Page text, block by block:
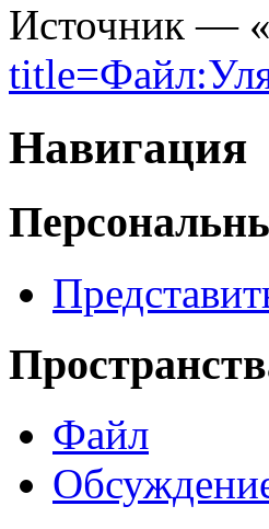
Источник — «
Навигация
Файл